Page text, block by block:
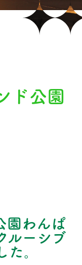
ド公園
園わんぱ
ルーシブ
た。